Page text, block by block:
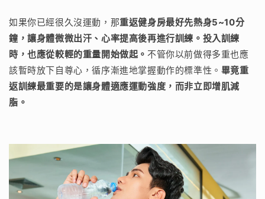
如果你已經很久沒運動，那重返健身房最好先熱身5~10分
鐘，讓身體微微出汗、心率提高後再進行訓練。投入訓練
時，也應從較輕的重量開始做起。 不管你以前做得多重也應
該暫時放下自尊心，循序漸進地掌握動作的標準性。 畢竟重
返訓練最重要的是讓身體適應運動強度，而非立即增肌減
脂。